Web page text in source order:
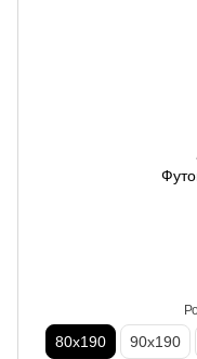
80х190 90х190